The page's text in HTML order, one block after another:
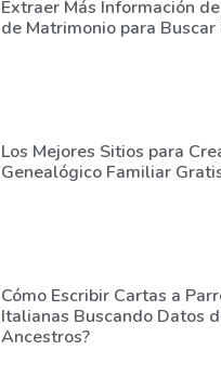
Extraer Más Información
de Matrimonio para Buscar
Los Mejores Sitios para
Genealógico Familiar
Cómo Escribir Cartas a
Italianas Buscando Datos
Ancestros?